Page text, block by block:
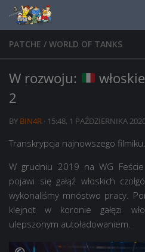
Skip to content
PATCHE / WORLD OF TANKS
W rozwoju:
2
BY BIN4R · 15:48, 1 PAŹDZIERNIKA
Transkrypcja najnowszego filmiku.
W grudniu 2019 na WG
pojawi się gałąź włoskich
wykonaliśmy mnóstwo pracy.
klejnot w koronie gałęzi
ulepszonym autoładowaniem.